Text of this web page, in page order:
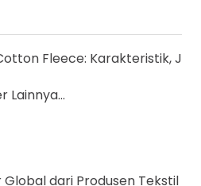
Fleece: Karakteristik,
Lainnya...
dari Produsen Tekstil